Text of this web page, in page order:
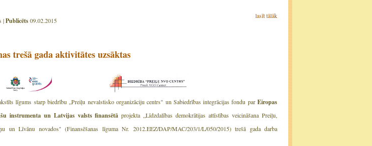
lasīt tālāk
|Publicēts09.02.2015
trešā gada aktivitātes uzsāktas
līgums starp biedrību „Preiļu nevalstisko organizāciju centrs" un Sabiedrības integrācijas fondu par Eiropas
instrumenta un Latvijas valsts finansētāprojekta „Līdzdalības demokrātijas attīstības veicināšana Preiļu,
un Līvānu novados" (Finansēšanas līguma Nr. 2012.EEZ/DAP/MAC/203/1/L/050/2015) trešā gada darba